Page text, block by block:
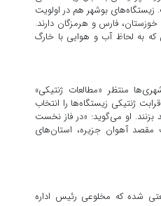
بوشهر هم در اولویت
خوزستان، فارس و هرمزگان دارند.
که به لحاظ آب و هوایی با خارگ
منتظر «مطالعات ژنتیکی»
ژنتیکی زیستگاه‌ها را انتخاب
بزنند. او می‌گوید: «در فاز نخست
مقصد آهوان جزیره، استان‌های
شده که مخلوعی رئیس اداره